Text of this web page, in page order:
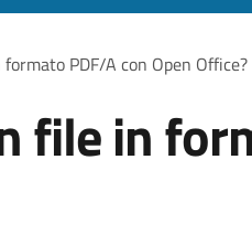
PDF/A con Open Office?
file in